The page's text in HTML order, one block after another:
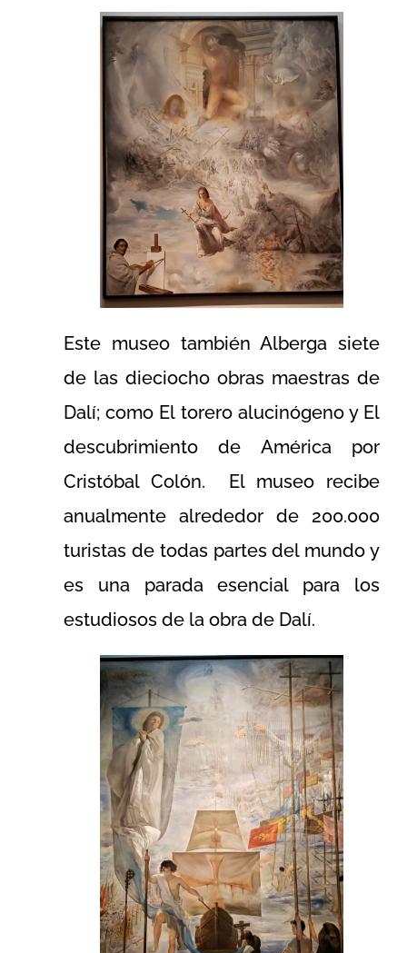
Este museo también Alberga siete
de las dieciocho obras maestras de
Dalí; como El torero alucinógeno y El
descubrimiento de América por
Cristóbal Colón. ​ El museo recibe
anualmente alrededor de 200.000
turistas de todas partes del mundo y
es una parada esencial para los
estudiosos de la obra de Dalí.